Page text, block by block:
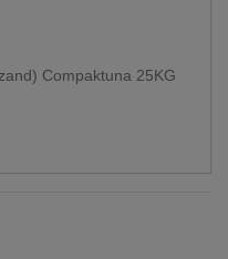
Compaktuna 25KG